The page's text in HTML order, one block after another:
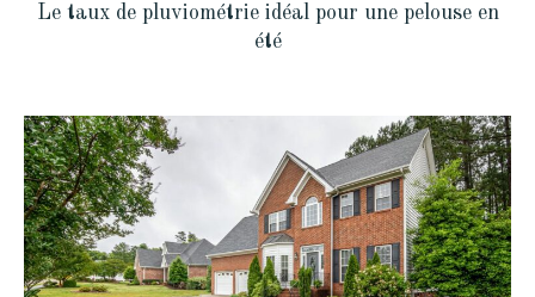
Le taux de pluviométrie idéal pour une pelouse en
été